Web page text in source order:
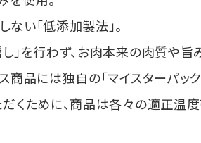
い「低添加製法」。
」を行わず、お肉本来の肉質や旨
商品には独自の「マイスターパッ
くために、商品は各々の適正温度